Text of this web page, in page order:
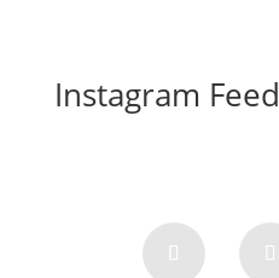
Instagram Feed